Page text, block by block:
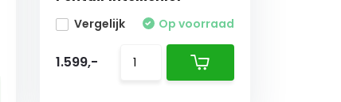
Vergelijk Op voorraad
1.599,-